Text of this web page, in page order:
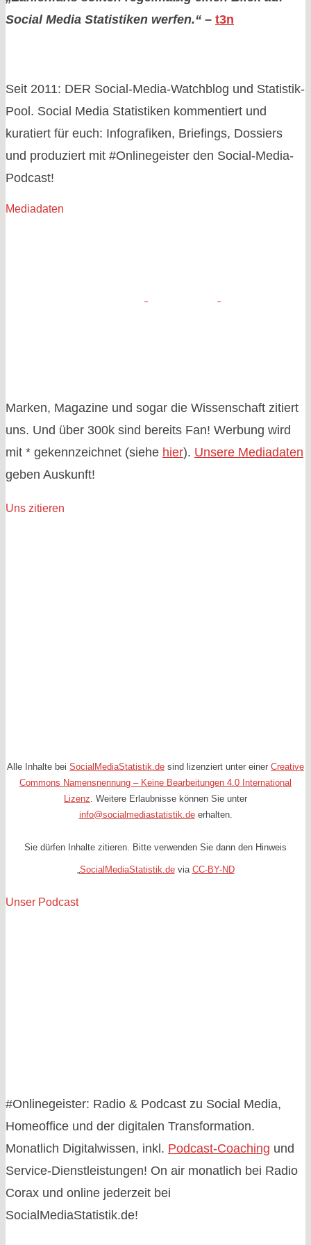
Social Media Statistiken werfen.“ – t3n
Seit 2011: DER Social-Media-Watchblog und Statistik-
Pool. Social Media Statistiken kommentiert und
kuratiert für euch: Infografiken, Briefings, Dossiers
und produziert mit #Onlinegeister den Social-Media-
Podcast!
Mediadaten
Marken, Magazine und sogar die Wissenschaft zitiert
uns. Und über 300k sind bereits Fan! Werbung wird
mit * gekennzeichnet (siehe hier). Unsere Mediadaten
geben Auskunft!
Uns zitieren
Alle Inhalte bei SocialMediaStatistik.de sind lizenziert unter einer Creative
Commons Namensnennung – Keine Bearbeitungen 4.0 International
Lizenz . Weitere Erlaubnisse können Sie unter
info@socialmediastatistik.deerhalten.
Sie dürfen Inhalte zitieren. Bitte verwenden Sie dann den Hinweis
SocialMediaStatistik.devia CC-BY-ND
Unser Podcast
#Onlinegeister: Radio & Podcast zu Social Media,
Homeoffice und der digitalen Transformation.
Monatlich Digitalwissen, inkl. Podcast-Coaching und
Service-Dienstleistungen! On air monatlich bei Radio
Corax und online jederzeit bei
SocialMediaStatistik.de!